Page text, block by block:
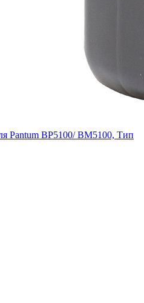
Pantum BP5100/ BM5100, Тип